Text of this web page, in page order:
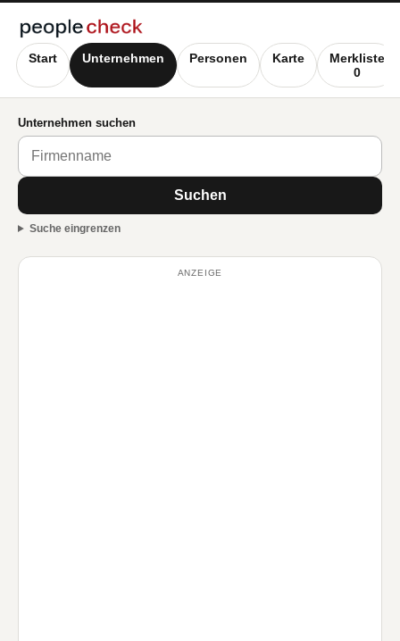
Start Unternehmen Personen Karte
Merkliste
0
Unternehmen suchen
Suchen
Suche eingrenzen
ANZEIGE